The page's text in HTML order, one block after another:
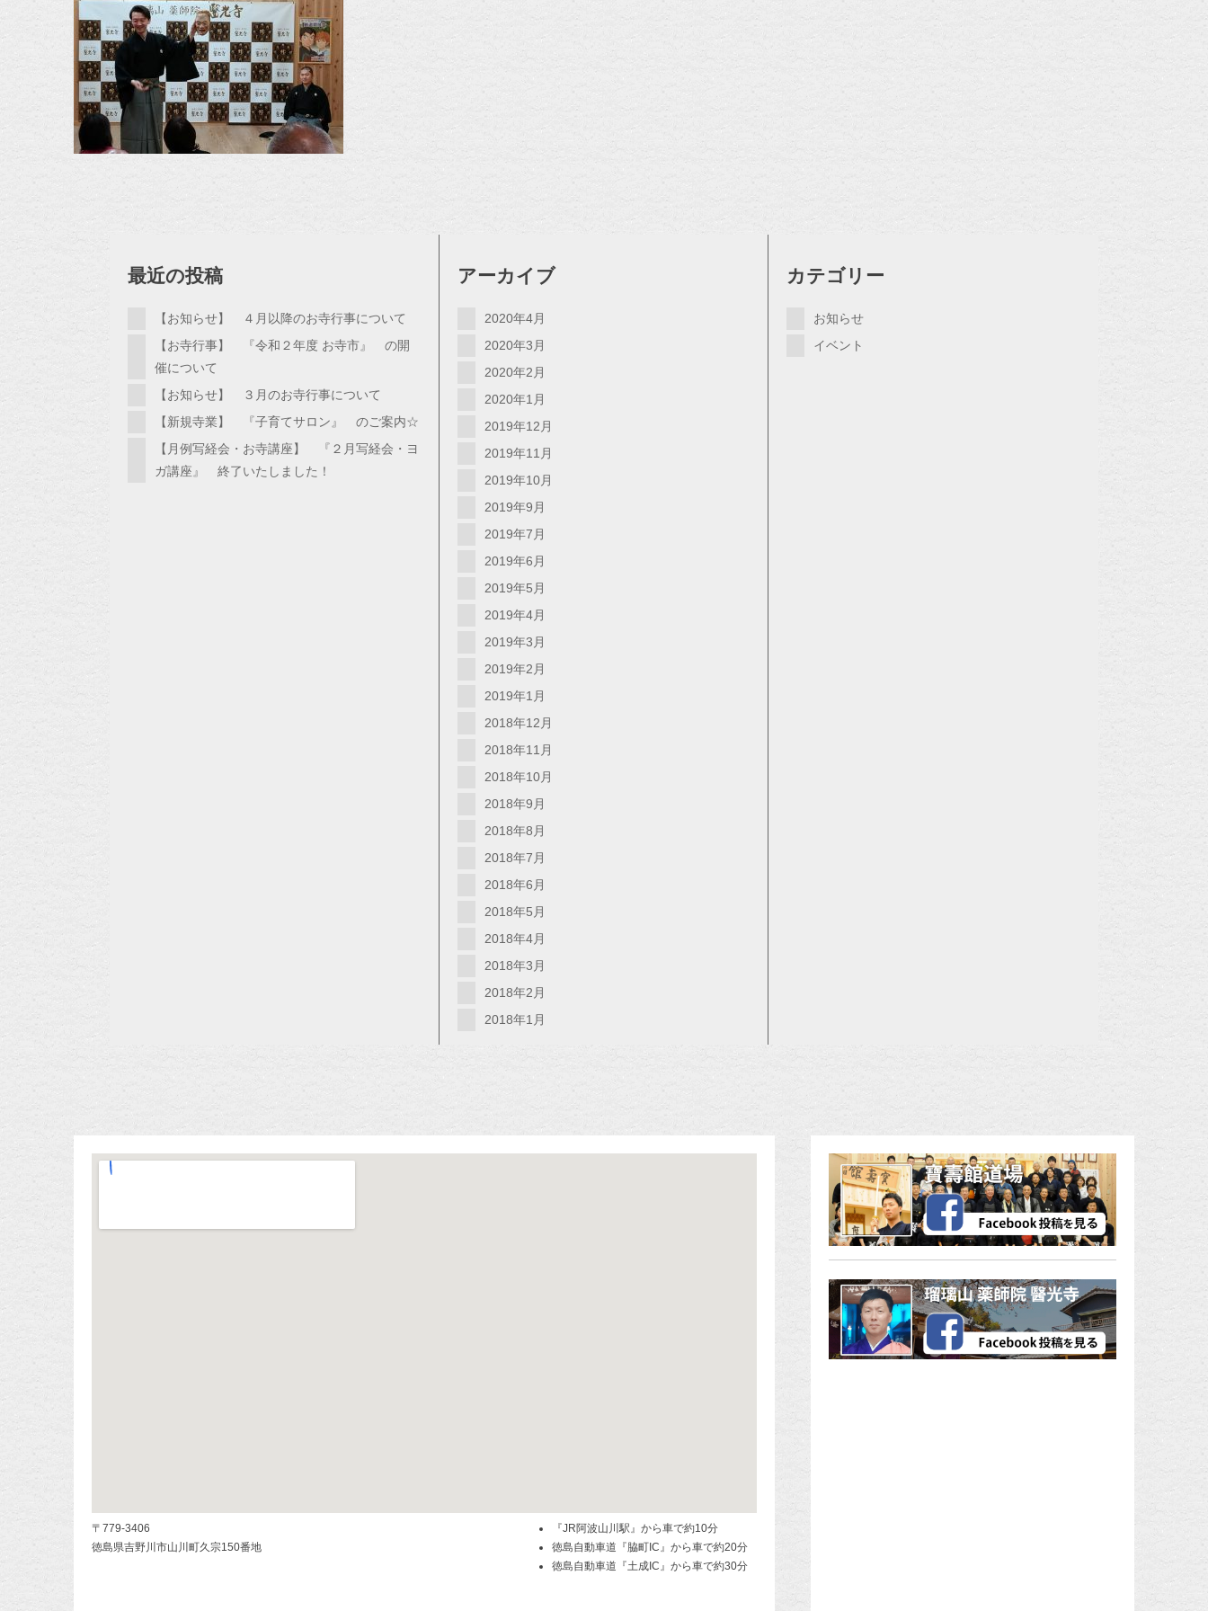
最近の投稿
【お知らせ】 ４月以降のお寺行事について
【お寺行事】 『令和２年度 お寺市』 の開
催について
【お知らせ】 ３月のお寺行事について
【新規寺業】 『子育てサロン』 のご案内☆
【月例写経会・お寺講座】 『２月写経会・ヨ
ガ講座』 終了いたしました！
アーカイブ
2020年4月
2020年3月
2020年2月
2020年1月
2019年12月
2019年11月
2019年10月
2019年9月
2019年7月
2019年6月
2019年5月
2019年4月
2019年3月
2019年2月
2019年1月
2018年12月
2018年11月
2018年10月
2018年9月
2018年8月
2018年7月
2018年6月
2018年5月
2018年4月
2018年3月
2018年2月
2018年1月
カテゴリー
お知らせ
イベント
〒779-3406
徳島県吉野川市山川町久宗150番地
『JR阿波山川駅』から車で約10分
徳島自動車道『脇町IC』から車で約20分
徳島自動車道『土成IC』から車で約30分